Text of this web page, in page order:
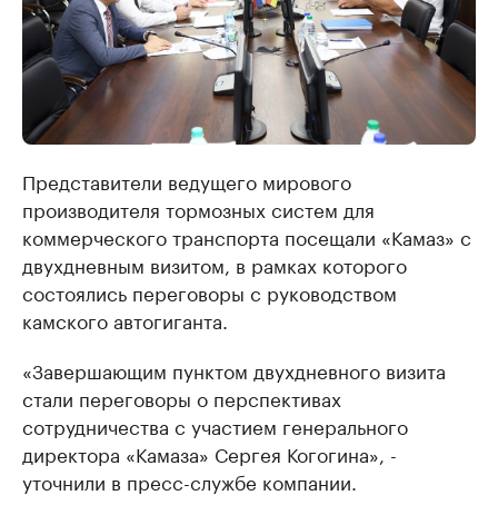
Представители ведущего мирового
производителя тормозных систем для
коммерческого транспорта посещали «Камаз» с
двухдневным визитом, в рамках которого
состоялись переговоры с руководством
камского автогиганта.
«Завершающим пунктом двухдневного визита
стали переговоры о перспективах
сотрудничества с участием генерального
директора «Камаза» Сергея Когогина», -
уточнили в пресс-службе компании.